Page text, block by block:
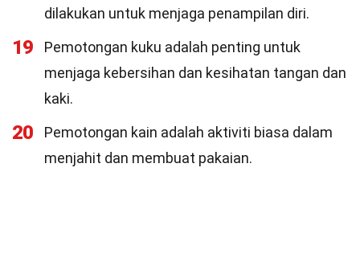
dilakukan untuk menjaga penampilan diri.
19
Pemotongan kuku adalah penting untuk
menjaga kebersihan dan kesihatan tangan dan
kaki.
20
Pemotongan kain adalah aktiviti biasa dalam
menjahit dan membuat pakaian.